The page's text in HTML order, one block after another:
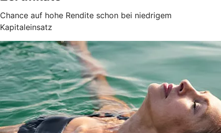
Chance auf hohe Rendite schon bei niedrigem
Kapitaleinsatz